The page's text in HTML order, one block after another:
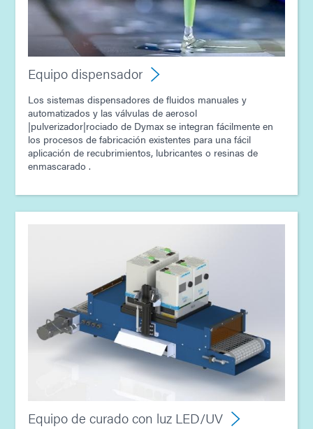
Equipo dispensador
Los sistemas dispensadores de fluidos manuales y
automatizados y las válvulas de aerosol
|pulverizador|rociado de Dymax se integran fácilmente en
los procesos de fabricación existentes para una fácil
aplicación de recubrimientos, lubricantes o resinas de
enmascarado .
Equipo de curado con luz LED/UV